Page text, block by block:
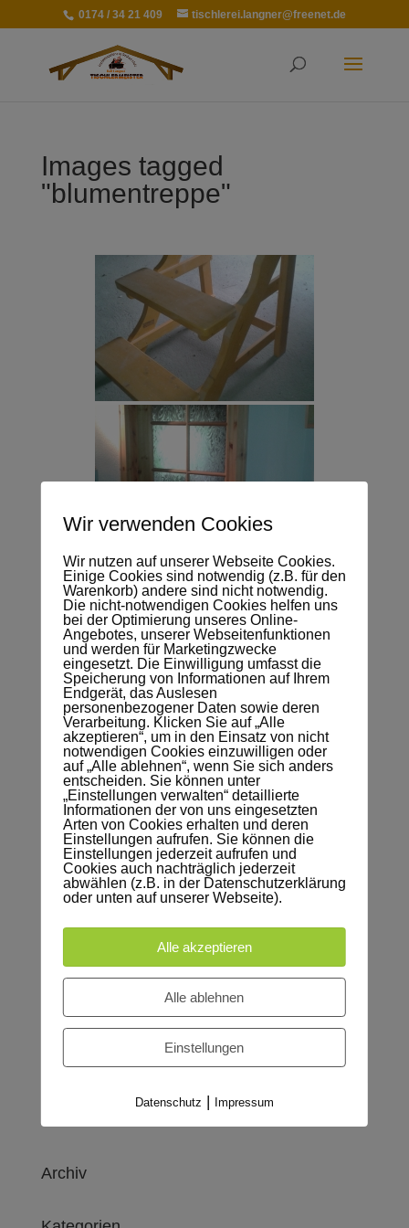
0174 / 34 21 409 tischlerei.langner@freenet.de
Images tagged
"blumentreppe"
Neueste Kommentare
Archiv
Wir verwenden Cookies
Wir nutzen auf unserer Webseite Cookies.
Einige Cookies sind notwendig (z.B. für den
Warenkorb) andere sind nicht notwendig.
Die nicht-notwendigen Cookies helfen uns
bei der Optimierung unseres Online-
Angebotes, unserer Webseitenfunktionen
und werden für Marketingzwecke
eingesetzt. Die Einwilligung umfasst die
Speicherung von Informationen auf Ihrem
Endgerät, das Auslesen
personenbezogener Daten sowie deren
Verarbeitung. Klicken Sie auf „Alle
akzeptieren“, um in den Einsatz von nicht
notwendigen Cookies einzuwilligen oder
auf „Alle ablehnen“, wenn Sie sich anders
entscheiden. Sie können unter
„Einstellungen verwalten“ detaillierte
Informationen der von uns eingesetzten
Arten von Cookies erhalten und deren
Einstellungen aufrufen. Sie können die
Einstellungen jederzeit aufrufen und
Cookies auch nachträglich jederzeit
abwählen (z.B. in der Datenschutzerklärung
oder unten auf unserer Webseite).
Alle akzeptieren
Alle ablehnen
Einstellungen
Datenschutz | Impressum